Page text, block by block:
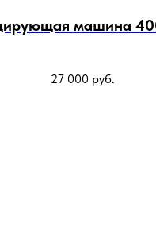
машина
27 000 руб.